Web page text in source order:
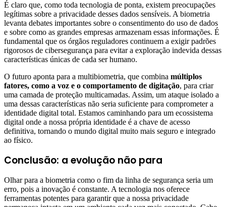
É claro que, como toda tecnologia de ponta, existem preocupações
legítimas sobre a privacidade desses dados sensíveis. A biometria
levanta debates importantes sobre o consentimento do uso de dados
e sobre como as grandes empresas armazenam essas informações. É
fundamental que os órgãos reguladores continuem a exigir padrões
rigorosos de cibersegurança para evitar a exploração indevida dessas
características únicas de cada ser humano.
O futuro aponta para a multibiometria, que combina múltiplos
fatores, como a voz e o comportamento de digitação, para criar
uma camada de proteção multicamadas. Assim, um ataque isolado a
uma dessas características não seria suficiente para comprometer a
identidade digital total. Estamos caminhando para um ecossistema
digital onde a nossa própria identidade é a chave de acesso
definitiva, tornando o mundo digital muito mais seguro e integrado
ao físico.
Conclusão: a evolução não para
Olhar para a biometria como o fim da linha de segurança seria um
erro, pois a inovação é constante. A tecnologia nos oferece
ferramentas potentes para garantir que a nossa privacidade